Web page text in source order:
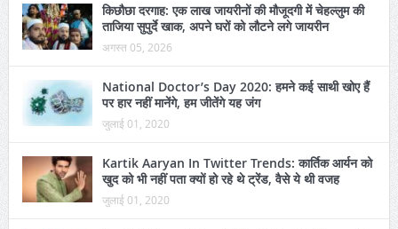
किछौछा दरगाह: एक लाख जायरीनों की मौजूदगी में चेहल्लुम की
ताजिया सुपुर्दे खाक, अपने घरों को लौटने लगे जायरीन
अगस्त 05, 2026
National Doctor’s Day 2020: हमने कई साथी खोए हैं
पर हार नहीं मानेंगे, हम जीतेंगे यह जंग
जुलाई 01, 2020
Kartik Aaryan In Twitter Trends: कार्तिक आर्यन को
खुद को भी नहीं पता क्यों हो रहे थे ट्रेंड, वैसे ये थी वजह
जुलाई 01, 2020